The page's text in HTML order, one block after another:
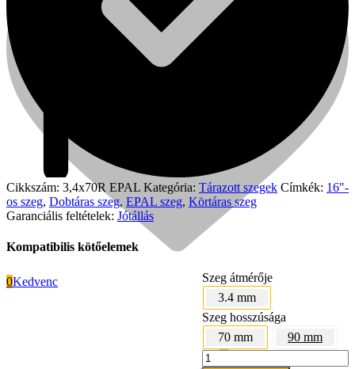
0Kedvenc
Cikkszám: 3,4x70R EPAL Kategória: Tárazott szegek Címkék: 16"-
os szeg, Dobtáras szeg, EPAL szeg, Körtáras szeg
Garanciális feltételek: Jótállás
Kompatibilis kötőelemek
Szeg átmérője
3.4 mm
Szeg hosszúsága
70 mm
90 mm
SENCO